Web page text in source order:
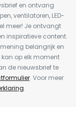
en ontvang
ventilatoren, LED-
meer! Je ontvangt
inspiratieve content.
belangrijk en
op elk moment
de nieuwsbrief te
. Voor meer
.